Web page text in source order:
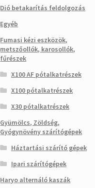
Dió betakarítás feldolgozás
Egyéb
Fumasi kézi eszközök,
metszőollók, karosollók,
fűrészek
X100 AF pótalkatrészek
X100 pótalkatrészek
X30 pótalkatrészek
Gyümölcs, Zöldség,
Gyógynövény szárítógépek
Háztartási szárító gépek
Ipari szárítógépek
Haryo alternáló kaszák